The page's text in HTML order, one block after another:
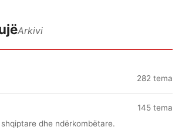
Arkivi
282 tema
145 tema
dhe ndërkombëtare.